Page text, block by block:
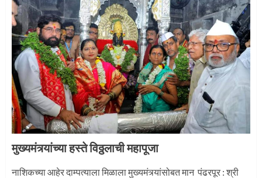
3
माऊलींची पालखी खंडेरायाच्या जेजुरीत
मुख्यमंत्र्यांच्या हस्ते विठ्ठलाची महापूजा
नाशिकच्या आहेर दाम्पत्याला मिळाला मुख्यमंत्र्यांसोबत मान पंढरपूर : श्री